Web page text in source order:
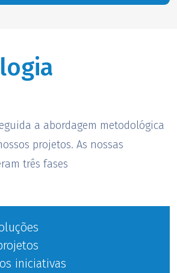
a abordagem metodológica
projetos. As nossas
três fases
iniciativas